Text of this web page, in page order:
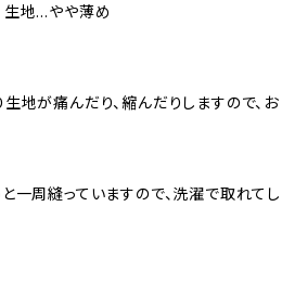
地…やや薄め
地が痛んだり、縮んだりしますので、お
一周縫っていますので、洗濯で取れてし